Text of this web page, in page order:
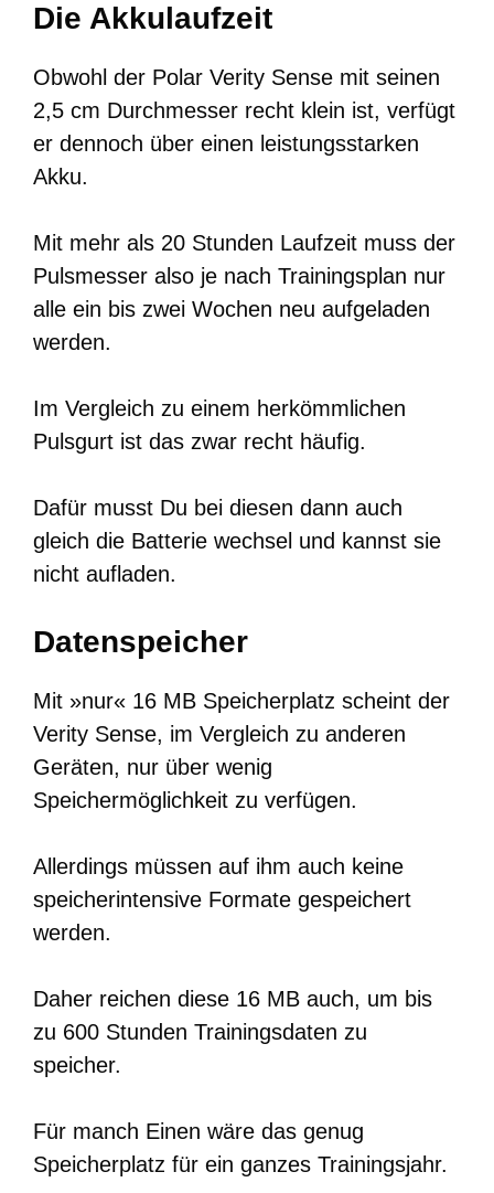
Die Akkulaufzeit
Obwohl der Polar Verity Sense mit seinen
2,5 cm Durchmesser recht klein ist, verfügt
er dennoch über einen leistungsstarken
Akku.
Mit mehr als 20 Stunden Laufzeit muss der
Pulsmesser also je nach Trainingsplan nur
alle ein bis zwei Wochen neu aufgeladen
werden.
Im Vergleich zu einem herkömmlichen
Pulsgurt ist das zwar recht häufig.
Dafür musst Du bei diesen dann auch
gleich die Batterie wechsel und kannst sie
nicht aufladen.
Datenspeicher
Mit »nur« 16 MB Speicherplatz scheint der
Verity Sense, im Vergleich zu anderen
Geräten, nur über wenig
Speichermöglichkeit zu verfügen.
Allerdings müssen auf ihm auch keine
speicherintensive Formate gespeichert
werden.
Daher reichen diese 16 MB auch, um bis
zu 600 Stunden Trainingsdaten zu
speicher.
Für manch Einen wäre das genug
Speicherplatz für ein ganzes Trainingsjahr.